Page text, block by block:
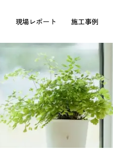
現場レポート 施工事例